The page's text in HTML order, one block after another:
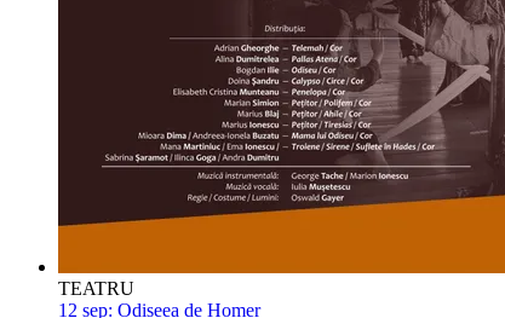
TEATRU
12 sep: Odiseea de Homer